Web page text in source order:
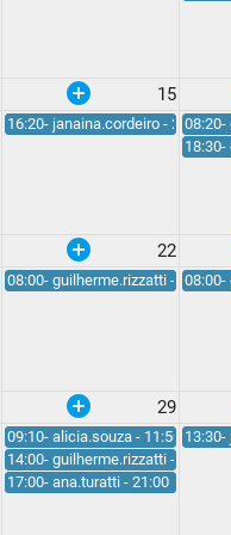
15
add_circle
16:20- janaina.cordeiro - 21:10
08:20-
18:30-
22
add_circle
08:00- guilherme.rizzatti - 18:00
08:00-
29
add_circle
09:10- alicia.souza - 11:50
14:00- guilherme.rizzatti - 17:00
17:00- ana.turatti - 21:00